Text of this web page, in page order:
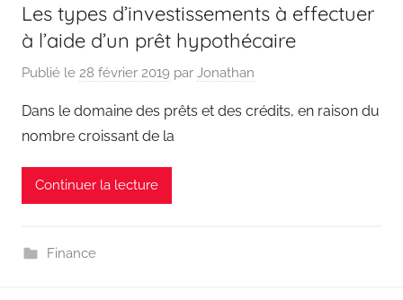
Les types d’investissements à effectuer
à l’aide d’un prêt hypothécaire
Publié le 28 février 2019 par Jonathan
Dans le domaine des prêts et des crédits, en raison du
nombre croissant de la
Continuer la lecture
Finance